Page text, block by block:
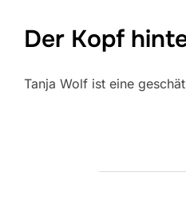
Der Kopf
Tanja Wolf ist eine